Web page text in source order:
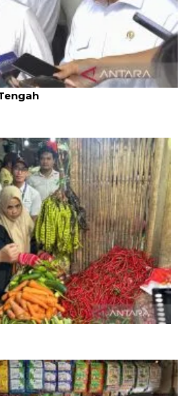
RI tak bergantung
pokok stabil jelang Lebaran